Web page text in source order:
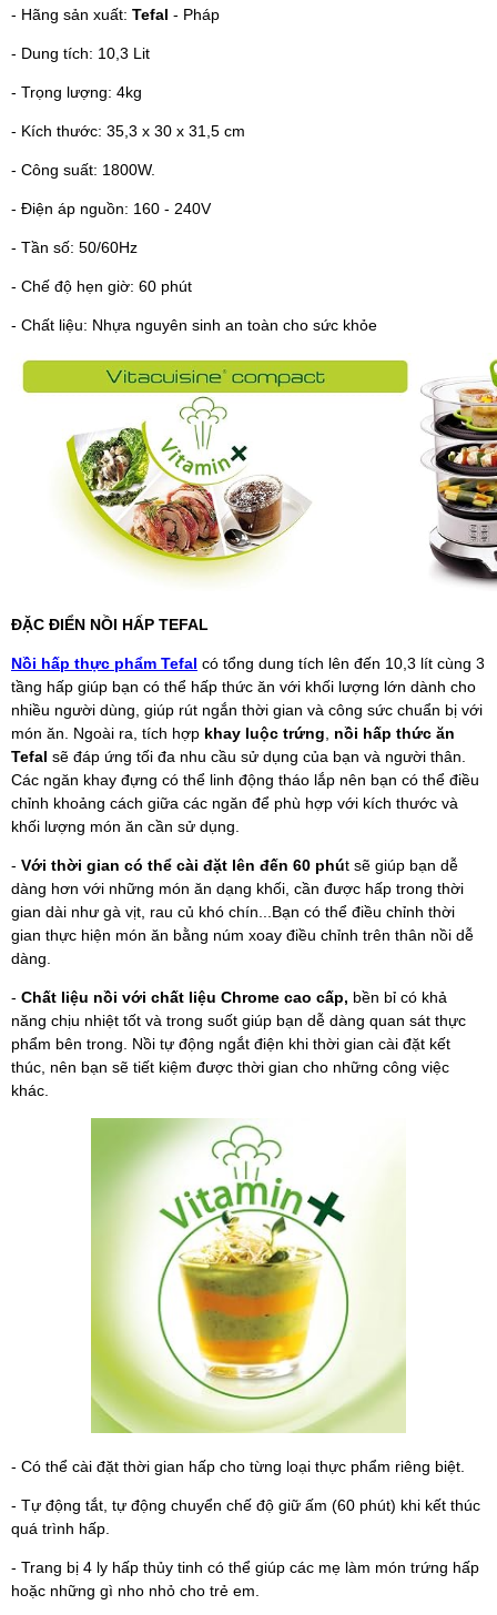
- Hãng sản xuất: Tefal - Pháp
- Dung tích: 10,3 Lit
- Trọng lượng: 4kg
- Kích thước: 35,3 x 30 x 31,5 cm
- Công suất: 1800W.
- Điện áp nguồn: 160 - 240V
- Tần số: 50/60Hz
- Chế độ hẹn giờ: 60 phút
- Chất liệu: Nhựa nguyên sinh an toàn cho sức khỏe
ĐẶC ĐIỂN NỒI HẤP TEFAL
Nồi hấp thực phẩm Tefal có tổng dung tích lên đến 10,3 lít cùng 3
tầng hấp giúp bạn có thể hấp thức ăn với khối lượng lớn dành cho
nhiều người dùng, giúp rút ngắn thời gian và công sức chuẩn bị với
món ăn. Ngoài ra, tích hợp khay luộc trứng
nồi hấp thức ăn
Tefal sẽ đáp ứng tối đa nhu cầu sử dụng của bạn và người thân.
Các ngăn khay đựng có thể linh động tháo lắp nên bạn có thể điều
chỉnh khoảng cách giữa các ngăn để phù hợp với kích thước và
khối lượng món ăn cần sử dụng.
- Với thời gian có thể cài đặt lên đến 60 phút sẽ giúp bạn dễ
dàng hơn với những món ăn dạng khối, cần được hấp trong thời
gian dài như gà vịt, rau củ khó chín...Bạn có thể điều chỉnh thời
gian thực hiện món ăn bằng núm xoay điều chỉnh trên thân nồi dễ
dàng.
- Chất liệu nồi với chất liệu Chrome cao cấp, bền bỉ có khả
năng chịu nhiệt tốt và trong suốt giúp bạn dễ dàng quan sát thực
phẩm bên trong. Nồi tự động ngắt điện khi thời gian cài đặt kết
thúc, nên bạn sẽ tiết kiệm được thời gian cho những công việc
khác.
- Có thể cài đặt thời gian hấp cho từng loại thực phẩm riêng biệt.
- Tự động tắt, tự động chuyển chế độ giữ ấm (60 phút) khi kết thúc
quá trình hấp.
- Trang bị 4 ly hấp thủy tinh có thể giúp các mẹ làm món trứng hấp
hoặc những gì nho nhỏ cho trẻ em.